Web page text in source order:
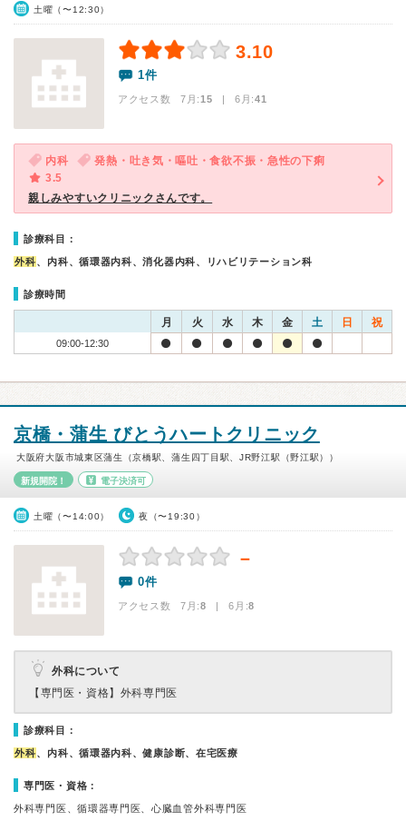
土曜（〜12:30）
3.10
1件
アクセス数 7月:15 | 6月:41
内科
発熱・吐き気・嘔吐・食欲不振・急性の下痢
3.5
親しみやすいクリニックさんです。
診療科目：
外科、内科、循環器内科、消化器内科、リハビリテーション科
診療時間
月 火 水 木 金 土 日 祝
09:00-12:30
京橋・蒲生 びとうハートクリニック
大阪府大阪市城東区蒲生（京橋駅、蒲生四丁目駅、JR野江駅（野江駅））
新規開院！ 電子決済可
土曜（〜14:00） 夜（〜19:30）
－
0件
アクセス数 7月:8 | 6月:8
外科について
【専門医・資格】 外科専門医
診療科目：
外科、内科、循環器内科、健康診断、在宅医療
専門医・資格：
外科専門医、循環器専門医、心臓血管外科専門医